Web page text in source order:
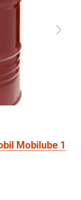
Mobilube 1